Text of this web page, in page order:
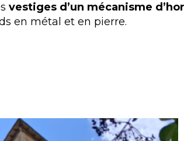
vestiges d’un mécanisme
en métal et en pierre.